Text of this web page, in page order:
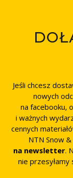
Jeśli chcesz
nowych
na facebooku,
i ważnych
cennych
NTN Snow
na newsletter.
nie przesyłamy